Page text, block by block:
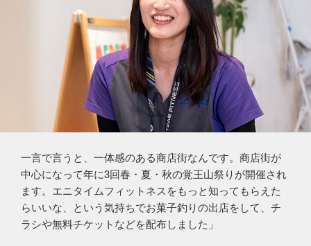
一言で言うと、一体感のある商店街なんです。商店街が
中心になって年に3回春・夏・秋の覚王山祭りが開催され
ます。エニタイムフィットネスをもっと知ってもらえた
らいいな、という気持ちでお菓子釣りの出店をして、チ
ラシや無料チケットなどを配布しました」